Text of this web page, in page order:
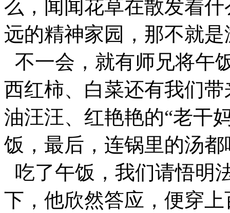
么，闻闻花草在散发着
远的精神家园，那不就
不一会，就有师兄将午
西红柿、白菜还有我们
油汪汪、红艳艳的“老干
饭，最后，连锅里的汤
吃了午饭，我们请悟明
下，他欣然答应，便穿